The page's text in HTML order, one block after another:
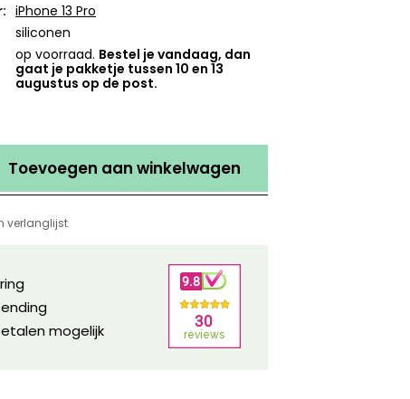
iPhone 13 Pro
siliconen
op voorraad. Bestel je vandaag, dan
gaat je pakketje tussen 10 en 13
augustus op de post.
Toevoegen aan winkelwagen
verlanglijst
mogelijk